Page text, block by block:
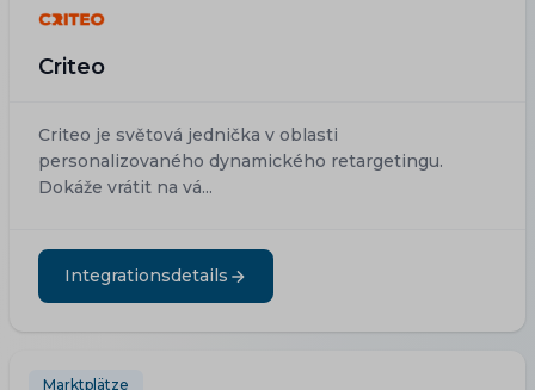
Criteo
Criteo je světová jednička v oblasti
personalizovaného dynamického retargetingu.
Dokáže vrátit na vá...
Integrationsdetails
Marktplätze